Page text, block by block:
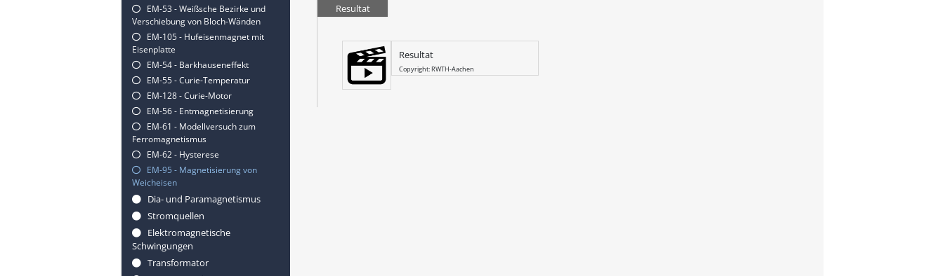
EM-53 - Weißsche Bezirke und
Verschiebung von Bloch-Wänden
EM-105 - Hufeisenmagnet mit
Eisenplatte
EM-54 - Barkhauseneffekt
EM-55 - Curie-Temperatur
EM-128 - Curie-Motor
EM-56 - Entmagnetisierung
EM-61 - Modellversuch zum
Ferromagnetismus
EM-62 - Hysterese
EM-95 - Magnetisierung von
Weicheisen
Dia- und Paramagnetismus
Stromquellen
Elektromagnetische
Schwingungen
Transformator
Resultat
Resultat
Copyright: RWTH-Aachen